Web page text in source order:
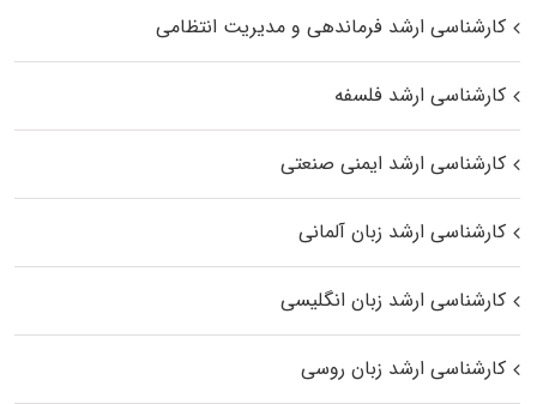
کارشناسی ارشد فرماندهی و مدیریت انتظامی
کارشناسی ارشد فلسفه
کارشناسی ارشد ایمنی صنعتی
کارشناسی ارشد زبان آلمانی
کارشناسی ارشد زبان انگلیسی
کارشناسی ارشد زبان روسی